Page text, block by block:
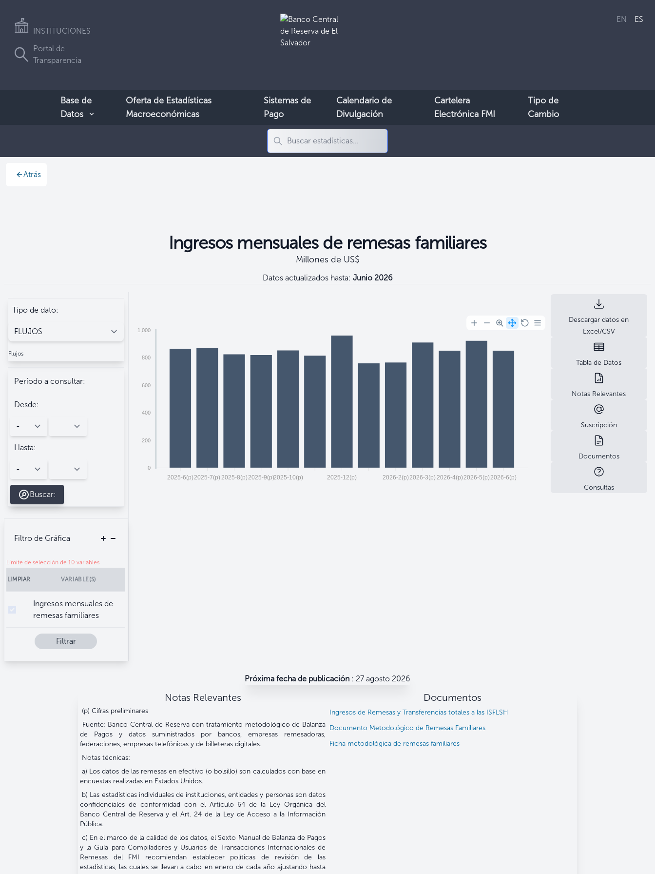
INSTITUCIONES
Portal de
Transparencia
EN ES
Base de
Datos
Oferta de Estadísticas
Macroeconómicas
Sistemas de
Pago
Calendario de
Divulgación
Cartelera
Electrónica FMI
Tipo de
Cambio
Atrás
Ingresos mensuales de remesas familiares
Millones de US$
Datos actualizados hasta: Junio 2026
Tipo de dato:
Flujos
Período a consultar:
Desde:
Hasta:
Buscar:
Filtro de Gráfica
Límite de selección de 10 variables
LIMPIAR VARIABLE(S)
Ingresos mensuales de
remesas familiares
Filtrar
2025-6(p)2025-7(p) 2025-8(p)2025-9(p)2025-10(p) 2025-12(p) 2026-2(p)2026-3(p) 2026-4(p)2026-5(p)2026-6(p)
1,000
800
600
400
200
0
Descargar datos en
Excel/CSV
Tabla de Datos
Notas Relevantes
Suscripción
Documentos
Consultas
Próxima fecha de publicación : 27 agosto 2026
Notas Relevantes
(p) Cifras preliminares
Fuente: Banco Central de Reserva con tratamiento metodológico de Balanza
de Pagos y datos suministrados por bancos, empresas remesadoras,
federaciones, empresas telefónicas y de billeteras digitales.
Notas técnicas:
a) Los datos de las remesas en efectivo (o bolsillo) son calculados con base en
encuestas realizadas en Estados Unidos.
b) Las estadísticas individuales de instituciones, entidades y personas son datos
confidenciales de conformidad con el Artículo 64 de la Ley Orgánica del
Banco Central de Reserva y el Art. 24 de la Ley de Acceso a la Información
Pública.
c) En el marco de la calidad de los datos, el Sexto Manual de Balanza de Pagos
y la Guía para Compiladores y Usuarios de Transacciones Internacionales de
Remesas del FMI recomiendan establecer políticas de revisión de las
estadísticas, las cuales se llevan a cabo en enero de cada año ajustando hasta
Documentos
Ingresos de Remesas y Transferencias totales a las ISFLSH
Documento Metodológico de Remesas Familiares
Ficha metodológica de remesas familiares